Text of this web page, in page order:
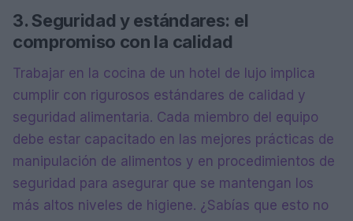
3. Seguridad y estándares: el
compromiso con la calidad
Trabajar en la cocina de un hotel de lujo implica
cumplir con rigurosos estándares de calidad y
seguridad alimentaria. Cada miembro del equipo
debe estar capacitado en las mejores prácticas de
manipulación de alimentos y en procedimientos de
seguridad para asegurar que se mantengan los
más altos niveles de higiene. ¿Sabías que esto no